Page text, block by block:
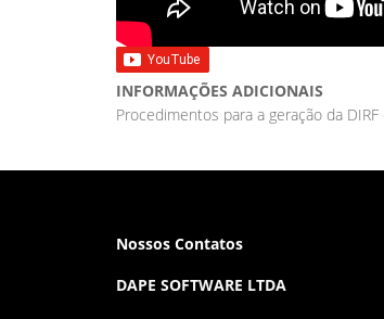
INFORMAÇÕES ADICIONAIS
Procedimentos para a geração da
Nossos Contatos
DAPE SOFTWARE LTDA